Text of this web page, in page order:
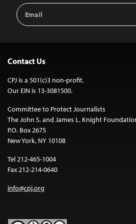
Email
Address
Contact Us
CPJ is a 501(c)3 non-profit.
Our EIN is 13-3081500.
Committee to Protect Journalists
The John S. and James L. Knight
P.O. Box 2675
New York, NY 10108
Tel 212-465-1004
Fax 212-214-0640
info@cpj.org